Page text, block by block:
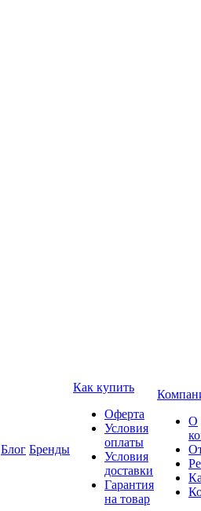
Блог Бренды
Как купить
Оферта
Условия
оплаты
Условия
доставки
Гарантия
на товар
О